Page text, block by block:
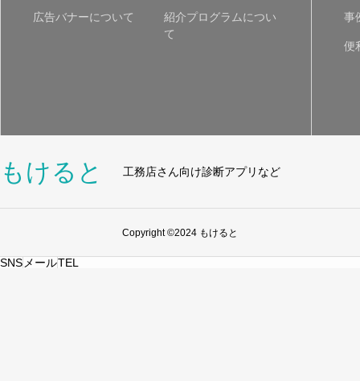
広告バナーについて
紹介プログラムについ
て
事
便
もけると 工務店さん向け診断アプリなど
Copyright ©2024 もけると
SNS メールTEL